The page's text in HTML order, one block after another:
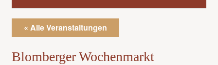
« Alle Veranstaltungen
Blomberger Wochenmarkt